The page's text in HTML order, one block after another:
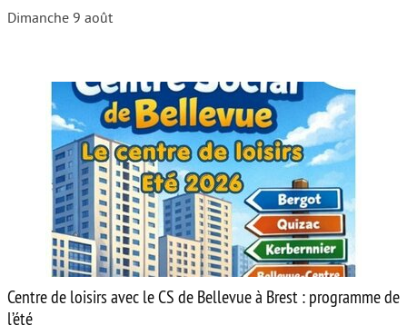
Dimanche 9 août
Centre de loisirs avec le CS de Bellevue à Brest : programme de
l’été